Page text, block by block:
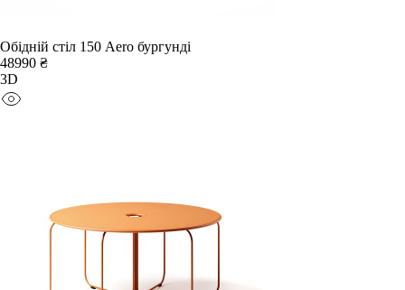
Обідній стіл 150 Aero бургунді
48990 ₴
3D